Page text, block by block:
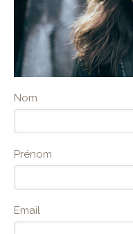
Nom
Prénom
Email